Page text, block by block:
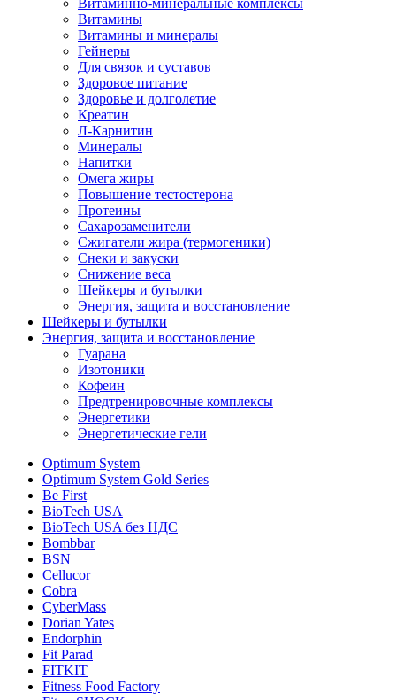
Витамины
Витамины и минералы
Гейнеры
Для связок и суставов
Здоровое питание
Здоровье и долголетие
Креатин
Л-Карнитин
Минералы
Напитки
Омега жиры
Повышение тестостерона
Протеины
Сахарозаменители
Сжигатели жира (термогеники)
Снеки и закуски
Снижение веса
Шейкеры и бутылки
Энергия, защита и восстановление
Шейкеры и бутылки
Энергия, защита и восстановление
Гуарана
Изотоники
Кофеин
Предтренировочные комплексы
Энергетики
Энергетические гели
Optimum System
Optimum System Gold Series
Be First
BioTech USA
BioTech USA без НДС
Bombbar
BSN
Cellucor
Cobra
CyberMass
Dorian Yates
Endorphin
Fit Parad
FITKIT
Fitness Food Factory